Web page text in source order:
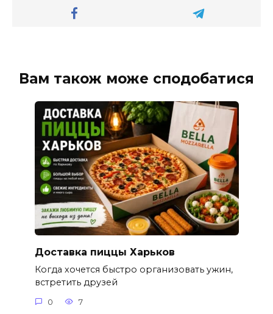
Вам також може сподобатися
Доставка пиццы Харьков
Когда хочется быстро организовать ужин,
встретить друзей
0 7